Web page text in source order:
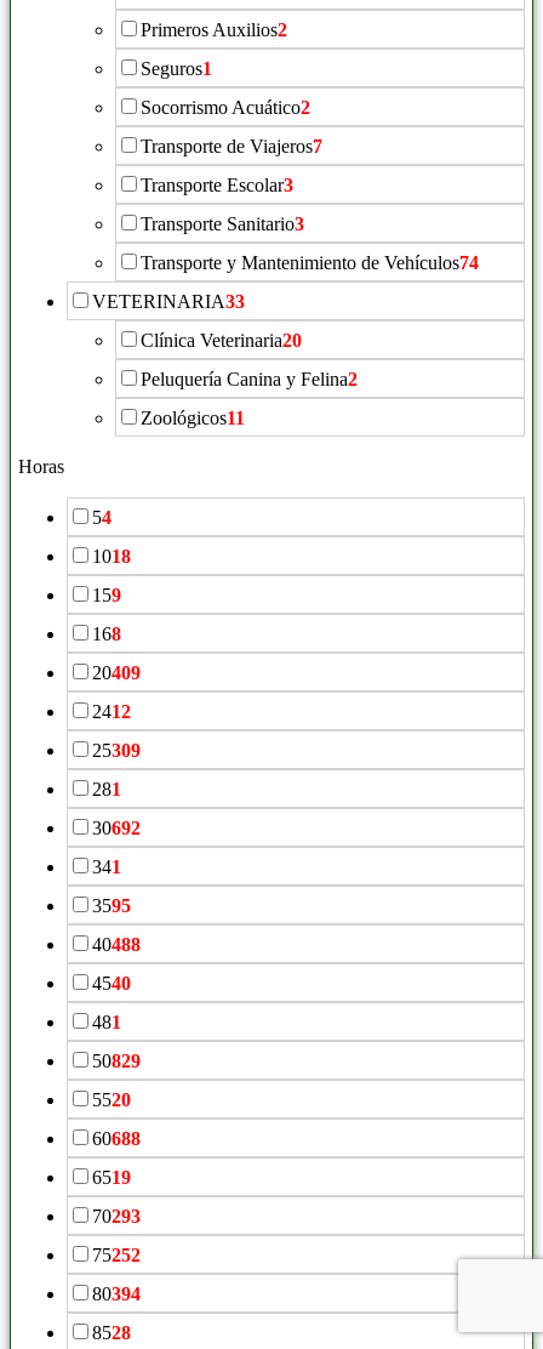
Primeros Auxilios2
Seguros1
Socorrismo Acuático2
Transporte de Viajeros7
Transporte Escolar3
Transporte Sanitario3
Transporte y Mantenimiento de Vehículos74
VETERINARIA33
Clínica Veterinaria20
Peluquería Canina y Felina2
Zoológicos11
Horas
54
1018
159
168
20409
2412
25309
281
30692
341
3595
40488
4540
481
50829
5520
60688
6519
70293
75252
80394
8528